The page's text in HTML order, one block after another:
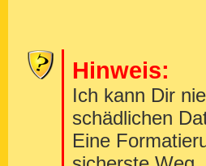
Hinweis:
Ich kann Dir
schädlichen
Eine